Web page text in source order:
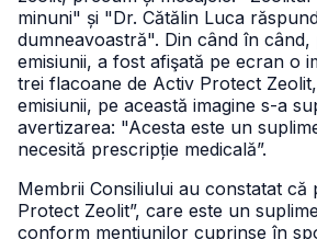
minuni" și "Dr. Cătălin Luca
dumneavoastră". Din când în
emisiunii, a fost afişată pe ecran o
trei flacoane de Activ Protect
emisiunii, pe această imagine s-a
avertizarea: "Acesta este un
necesită prescripție medicală”.
Membrii Consiliului au constatat că
Protect Zeolit”, care este un
conform menţiunilor cuprinse în